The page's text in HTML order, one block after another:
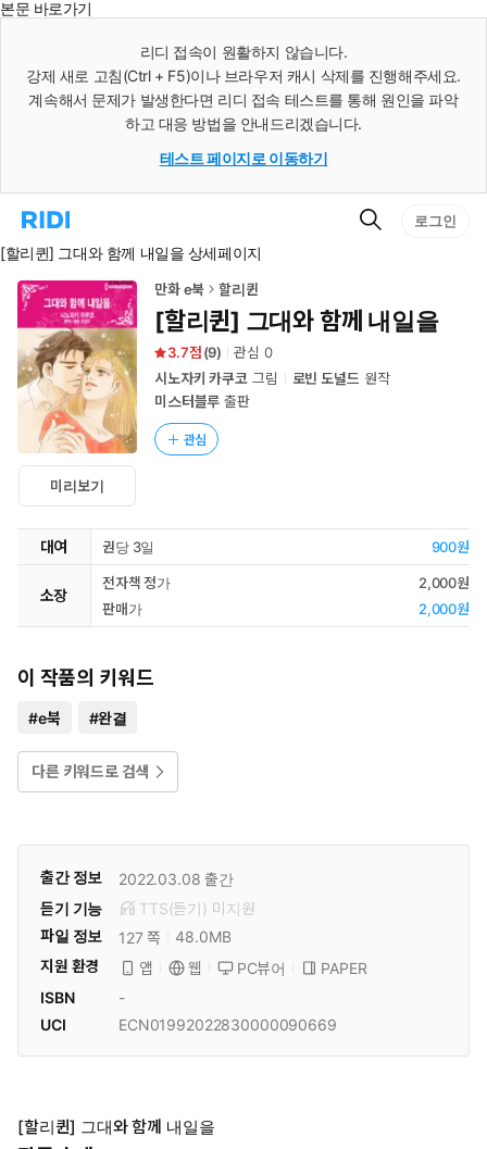
본문 바로가기
리디 접속이 원활하지 않습니다.
강제 새로 고침(Ctrl + F5)이나 브라우저 캐시 삭제를 진행해주세요.
계속해서 문제가 발생한다면 리디 접속 테스트를 통해 원인을 파악
하고 대응 방법을 안내드리겠습니다.
테스트 페이지로 이동하기
리
홈
로
이
검
로그인
[할리퀸] 그대와 함께 내일을 상세페이지
미리보기
만화 e북 할리퀸
[할리퀸] 그대와 함께 내일을
3.7 (9) 관심 0
시노자키 카쿠코그림 로빈 도널드 원작
미스터블루 출판
관심
대여 권당 3일 900원
소장
전자책 정가
2,000원
판매가
2,000원
이 작품의 키워드
#e북 #완결
다른 키워드로 검색
출간 정보 2022.03.08 출간
듣기 기능
TTS(듣기) 미 지원
파일 정보
127 쪽
48.0MB
지원 환경
앱 웹 PC뷰어
PAPER
ISBN
-
UCI
ECN01992022830000090669
[할리퀸] 그대와 함께 내일을